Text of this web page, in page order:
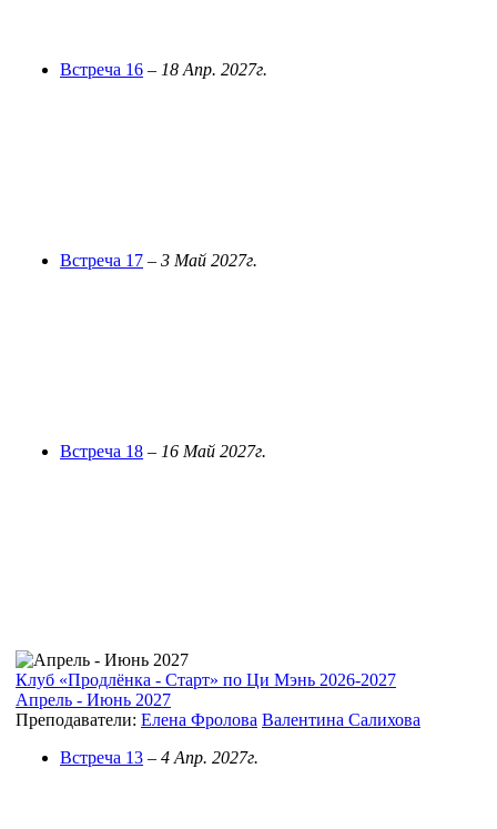
Встреча 16 – 18 Апр. 2027г.
Встреча 17 – 3 Май 2027г.
Встреча 18 – 16 Май 2027г.
Клуб «Продлёнка - Старт» по Ци Мэнь 2026-2027
Апрель - Июнь 2027
Преподаватели: Елена Фролова Валентина Салихова
Встреча 13 – 4 Апр. 2027г.